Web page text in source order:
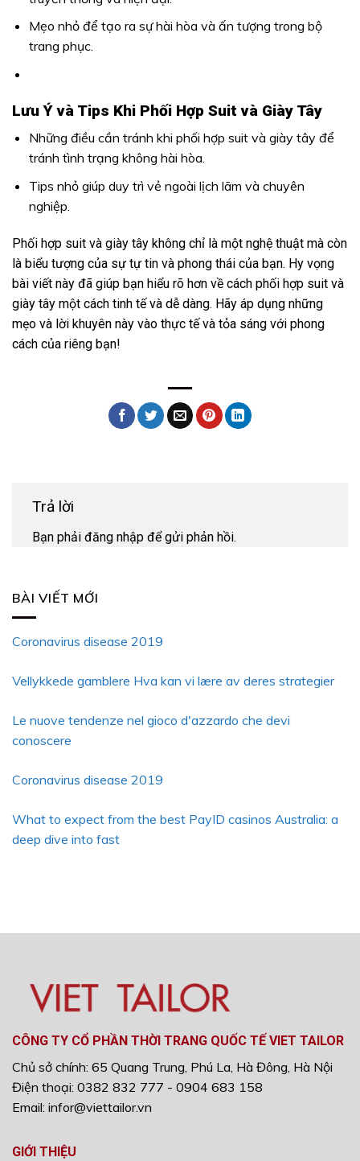
BÀI VIẾT MỚI
Coronavirus disease 2019
Vellykkede gamblere Hva kan vi lære av deres strategier
Le nuove tendenze nel gioco d'azzardo che devi
conoscere
Coronavirus disease 2019
What to expect from the best PayID casinos Australia: a
deep dive into fast
Mẹo nhỏ để tạo ra sự hài hòa và ấn tượng trong bộ
trang phục.
Lưu Ý và Tips Khi Phối Hợp Suit và Giày Tây
Những điều cần tránh khi phối hợp suit và giày tây để
tránh tình trạng không hài hòa.
Tips nhỏ giúp duy trì vẻ ngoài lịch lãm và chuyên
nghiệp.
Phối hợp suit và giày tây không chỉ là một nghệ thuật mà còn
là biểu tượng của sự tự tin và phong thái của bạn. Hy vọng
bài viết này đã giúp bạn hiểu rõ hơn về cách phối hợp suit và
giày tây một cách tinh tế và dễ dàng. Hãy áp dụng những
mẹo và lời khuyên này vào thực tế và tỏa sáng với phong
cách của riêng bạn!
Trả lời
Bạn phải đăng nhập để gửi phản hồi.
CÔNG TY CỔ PHẦN THỜI TRANG QUỐC TẾ VIET TAILOR
Chủ sở chính: 65 Quang Trung, Phú La, Hà Đông, Hà Nội
Điện thoại: 0382 832 777 - 0904 683 158
Email: infor@viettailor.vn
GIỚI THIỆU